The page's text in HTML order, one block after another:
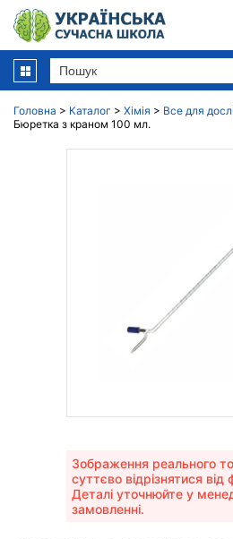
Головна > Каталог > Хімія > Все для
Бюретка з краном 100 мл.
Зображення реального
суттєво відрізнятися від
Деталі уточнюйте у
замовленні.